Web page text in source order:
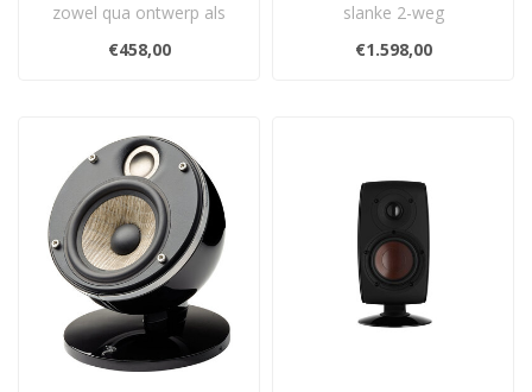
zowel qua ontwerp als
qua functie, echt een
multifunction..
€458,00
slanke 2-weg
surroundspeaker met Flax
membranen en dubb..
€1.598,00